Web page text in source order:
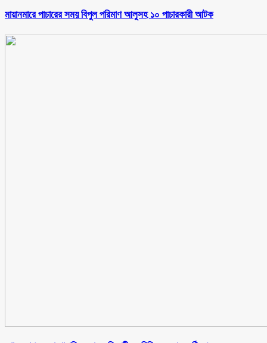
মায়ানমারে পাচারের সময় বিপুল পরিমাণ আলুসহ ১০ পাচারকারী আটক